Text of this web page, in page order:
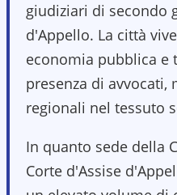
giudiziari di secondo
d'Appello. La città
economia pubblica e
presenza di avvocati,
regionali nel tessuto
In quanto sede della
Corte d'Assise